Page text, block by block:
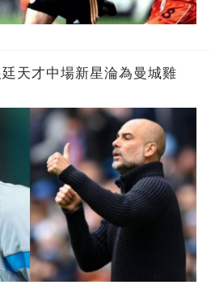
天才中場新星淪為曼城雞